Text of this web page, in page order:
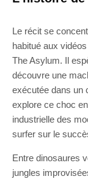
Le récit se
habitué aux
The Asylum. Il
découvre une
exécutée dans un
explore ce choc
industrielle des
surfer sur le
Entre dinosaures
jungles